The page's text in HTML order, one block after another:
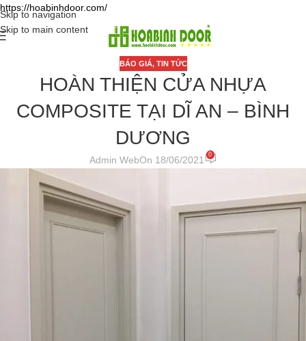
https://hoabinhdoor.com/
Skip to navigation
Skip to main content
BÁO GIÁ, TIN TỨC
HOÀN THIỆN CỬA NHỰA
COMPOSITE TẠI DĨ AN – BÌNH
DƯƠNG
Admin WebOn 18/06/2021 0